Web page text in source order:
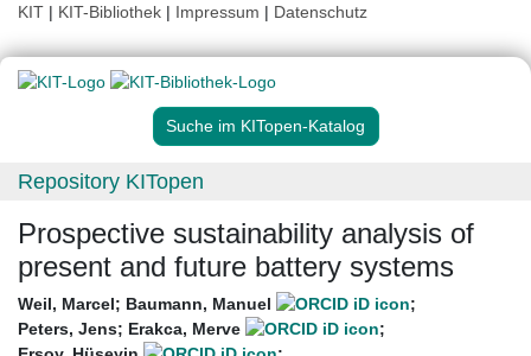
KIT | KIT-Bibliothek | Impressum | Datenschutz
Suche im KITopen-Katalog
Repository KITopen
Prospective sustainability analysis of
present and future battery systems
Weil, Marcel; Baumann, Manuel
;
Peters, Jens; Erakca, Merve
;